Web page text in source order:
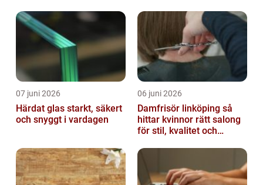
07 juni 2026
Härdat glas starkt, säkert
och snyggt i vardagen
06 juni 2026
Damfrisör linköping så
hittar kvinnor rätt salong
för stil, kvalitet och